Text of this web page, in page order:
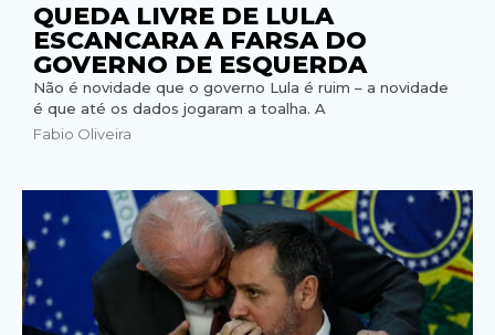
QUEDA LIVRE DE LULA
ESCANCARA A FARSA DO
GOVERNO DE ESQUERDA
Não é novidade que o governo Lula é ruim – a novidade
é que até os dados jogaram a toalha. A
Fabio Oliveira